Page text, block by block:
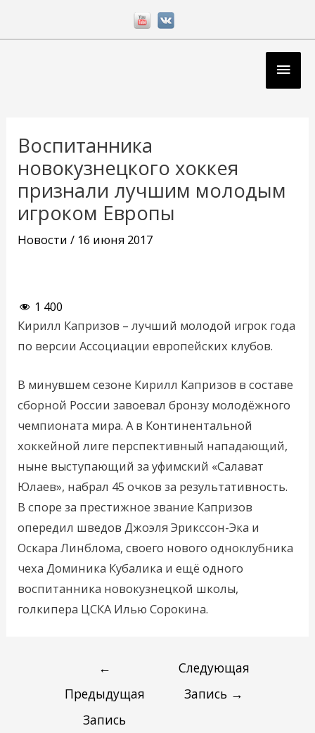
Воспитанника
новокузнецкого хоккея
признали лучшим молодым
игроком Европы
Новости / 16 июня 2017
1 400
Кирилл Капризов – лучший молодой игрок года
по версии Ассоциации европейских клубов.
В минувшем сезоне Кирилл Капризов в составе
сборной России завоевал бронзу молодёжного
чемпионата мира. А в Континентальной
хоккейной лиге перспективный нападающий,
ныне выступающий за уфимский «Салават
Юлаев», набрал 45 очков за результативность.
В споре за престижное звание Капризов
опередил шведов Джоэля Эрикссон-Эка и
Оскара Линблома, своего нового одноклубника
чеха Доминика Кубалика и ещё одного
воспитанника новокузнецкой школы,
голкипера ЦСКА Илью Сорокина.
записям
←
Предыдущая
Запись
Следующая
Запись →